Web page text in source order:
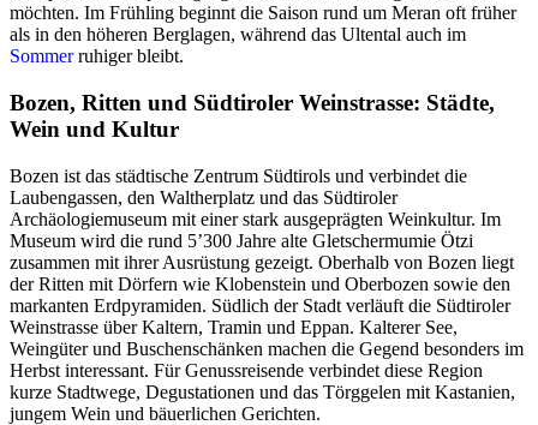
möchten. Im Frühling beginnt die Saison rund um Meran oft früher
als in den höheren Berglagen, während das Ultental auch im
Sommerruhiger bleibt.
Bozen, Ritten und Südtiroler Weinstrasse: Städte,
Wein und Kultur
Bozen ist das städtische Zentrum Südtirols und verbindet die
Laubengassen, den Waltherplatz und das Südtiroler
Archäologiemuseum mit einer stark ausgeprägten Weinkultur. Im
Museum wird die rund 5’300 Jahre alte Gletschermumie Ötzi
zusammen mit ihrer Ausrüstung gezeigt. Oberhalb von Bozen liegt
der Ritten mit Dörfern wie Klobenstein und Oberbozen sowie den
markanten Erdpyramiden. Südlich der Stadt verläuft die Südtiroler
Weinstrasse über Kaltern, Tramin und Eppan. Kalterer See,
Weingüter und Buschenschänken machen die Gegend besonders im
Herbst interessant. Für Genussreisende verbindet diese Region
kurze Stadtwege, Degustationen und das Törggelen mit Kastanien,
jungem Wein und bäuerlichen Gerichten.